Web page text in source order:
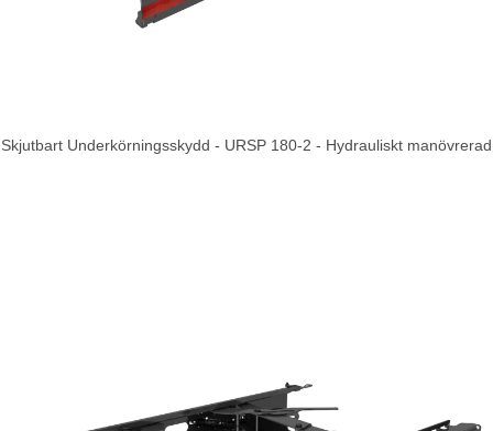
Skjutbart Underkörningsskydd - URSP 180-2 - Hydrauliskt manövrerad